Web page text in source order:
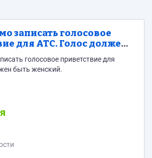
записать голосовое
для АТС. Голос должен
голосовое приветствие для
быть женский.